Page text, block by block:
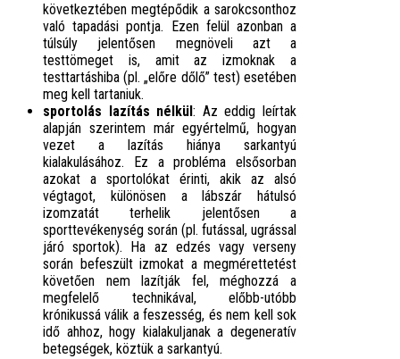
következtében megtépődik a sarokcsonthoz
való tapadási pontja. Ezen felül azonban a
túlsúly jelentősen megnöveli azt a
testtömeget is, amit az izmoknak a
testtartáshiba (pl. „előre dőlő” test) esetében
meg kell tartaniuk.
sportolás lazítás nélkül: Az eddig leírtak
alapján szerintem már egyértelmű, hogyan
vezet a lazítás hiánya sarkantyú
kialakulásához. Ez a probléma elsősorban
azokat a sportolókat érinti, akik az alsó
végtagot, különösen a lábszár hátulsó
izomzatát terhelik jelentősen a
sporttevékenység során (pl. futással, ugrással
járó sportok). Ha az edzés vagy verseny
során befeszült izmokat a megmérettetést
követően nem lazítják fel, méghozzá a
megfelelő technikával, előbb-utóbb
krónikussá válik a feszesség, és nem kell sok
idő ahhoz, hogy kialakuljanak a degeneratív
betegségek, köztük a sarkantyú.